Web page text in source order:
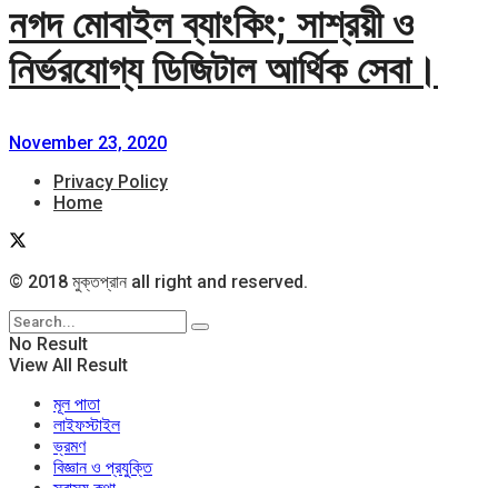
নগদ মোবাইল ব্যাংকিং; সাশ্রয়ী ও
নির্ভরযোগ্য ডিজিটাল আর্থিক সেবা।
November 23, 2020
Privacy Policy
Home
© 2018 মুক্তপ্রান all right and reserved.
No Result
View All Result
মূল পাতা
লাইফস্টাইল
ভ্রমণ
বিজ্ঞান ও প্রযুক্তি